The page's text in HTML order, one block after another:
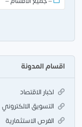
اقسام المدونة
اخبار الاقتصاد
التسويق الالكتروني
الفرص الاستثمارية